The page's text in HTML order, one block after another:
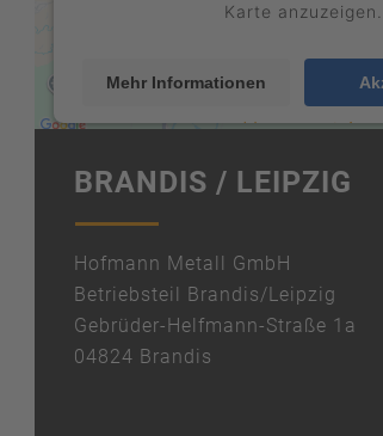
Karte anzuzeigen.
Mehr Informationen
powered by
allowfullscreen="" loading="lazy">
BRANDIS / LEIPZIG
Hofmann Metall GmbH
Betriebsteil Brandis/Leipzig
Gebrüder-Helfmann-Straße 1a
04824 Brandis